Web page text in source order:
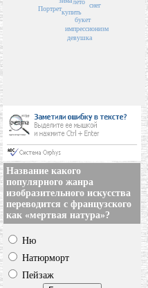
лето
купить
букет
снег
импрессионизм
Портрет
девушка
Название какого
популярного жанра
изобразительного искусства
переводится с французского
как «мертвая натура»?
Ню
Натюрморт
Пейзаж